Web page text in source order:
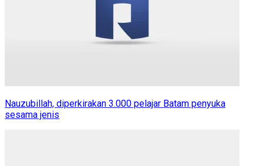
Nauzubillah, diperkirakan 3.000 pelajar Batam penyuka
sesama jenis